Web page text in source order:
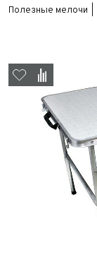
Полезные мелочи